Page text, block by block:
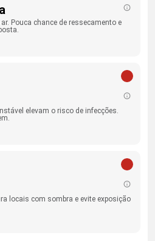
Pouca chance de ressecamento e
elevam o risco de infecções.
locais com sombra e evite exposição